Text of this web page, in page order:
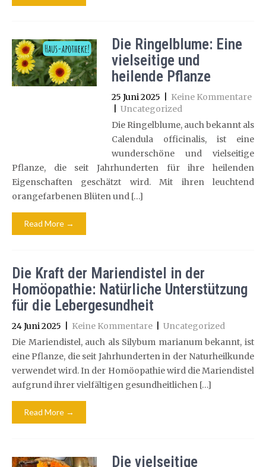
Die Ringelblume: Eine
vielseitige und
heilende Pflanze
25 Juni 2025
Keine Kommentare
Uncategorized
Die Ringelblume, auch bekannt als
Calendula officinalis, ist eine
wunderschöne und vielseitige
Pflanze, die seit Jahrhunderten für ihre heilenden
Eigenschaften geschätzt wird. Mit ihren leuchtend
orangefarbenen Blüten und […]
Read More →
Die Kraft der Mariendistel in der
Homöopathie: Natürliche Unterstützung
für die Lebergesundheit
24 Juni 2025 Keine Kommentare
Uncategorized
Die Mariendistel, auch als Silybum marianum bekannt, ist
eine Pflanze, die seit Jahrhunderten in der Naturheilkunde
verwendet wird. In der Homöopathie wird die Mariendistel
aufgrund ihrer vielfältigen gesundheitlichen […]
Read More →
Die vielseitige